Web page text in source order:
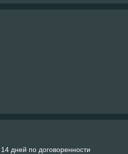
дней по договоренности